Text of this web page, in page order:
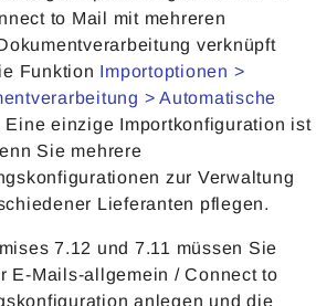
to Mail mit mehreren
verknüpft
Funktion Importoptionen >
> Automatische
Eine einzige Importkonfiguration ist
Sie mehrere
zur Verwaltung
Lieferanten pflegen.
7.12 und 7.11 müssen Sie
E-Mails-allgemein / Connect to
anlegen und die